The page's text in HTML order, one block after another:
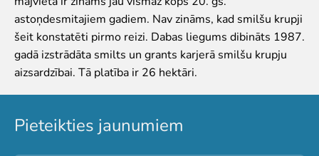
Cita saimnieciskā darbība
Darbības pārskati
Gada grāmatas
Vakances
astoņdesmitajiem gadiem. Nav zināms, kad smilšu krupji
šeit konstatēti pirmo reizi. Dabas liegums dibināts 1987.
gadā izstrādāta smilts un grants karjerā smilšu krupju
aizsardzībai. Tā platība ir 26 hektāri.
Pieteikties jaunumiem